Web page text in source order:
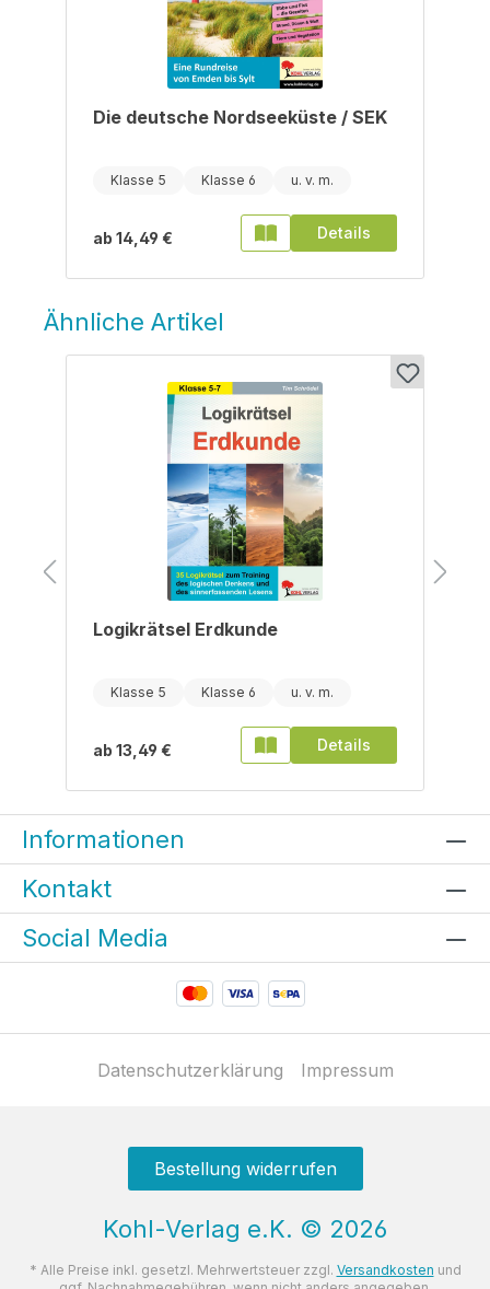
Die deutsche Nordseeküste / SEK
Klasse 5 Klasse 6
ab 14,49 € Details
Ähnliche Artikel
Logikrätsel Erdkunde
Klasse 5 Klasse 6
ab 13,49 € Details
Informationen
Kontakt
Social Media
Datenschutzerklärung Impressum
Bestellung widerrufen
Kohl-Verlag e.K. © 2026
* Alle Preise inkl. gesetzl. Mehrwertsteuer zzgl. Versandkosten und